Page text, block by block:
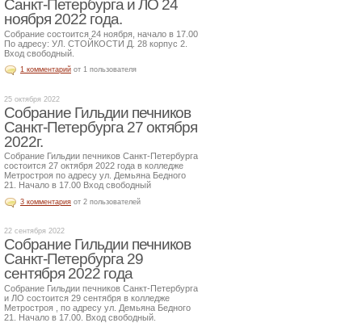
Санкт-Петербурга и ЛО 24
ноября 2022 года.
Собрание состоится 24 ноября, начало в 17.00
По адресу: УЛ. СТОЙКОСТИ Д. 28 корпус 2.
Вход свободный.
1 комментарий от 1 пользователя
25 октября 2022
Собрание Гильдии печников
Санкт-Петербурга 27 октября
2022г.
Собрание Гильдии печников Санкт-Петербурга
состоится 27 октября 2022 года в колледже
Метростроя по адресу ул. Демьяна Бедного
21. Начало в 17.00 Вход свободный
3 комментария от 2 пользователей
22 сентября 2022
Собрание Гильдии печников
Санкт-Петербурга 29
сентября 2022 года
Собрание Гильдии печников Санкт-Петербурга
и ЛО состоится 29 сентября в колледже
Метростроя , по адресу ул. Демьяна Бедного
21. Начало в 17.00. Вход свободный.